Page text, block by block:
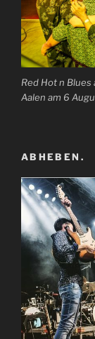
Red Hot n Blues
Aalen am 6
ABHEBEN.